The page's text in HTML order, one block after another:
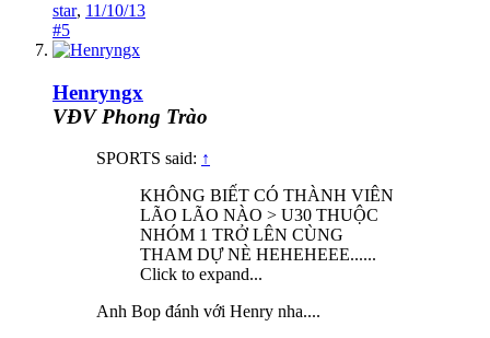
star, 11/10/13
#5
Henryngx
VĐV Phong Trào
SPORTS said: ↑
KHÔNG BIẾT CÓ THÀNH VIÊN
LÃO LÃO NÀO > U30 THUỘC
NHÓM 1 TRỞ LÊN CÙNG
THAM DỰ NÈ HEHEHEEE......
Click to expand...
Anh Bop đánh với Henry nha....